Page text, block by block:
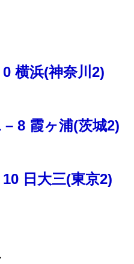
横浜(神奈川2)
– 8 霞ヶ浦(茨城2)
日大三(東京2)